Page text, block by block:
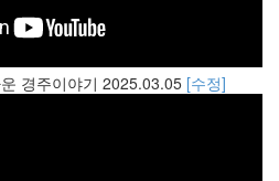
경주이야기 2025.03.05 [수정]